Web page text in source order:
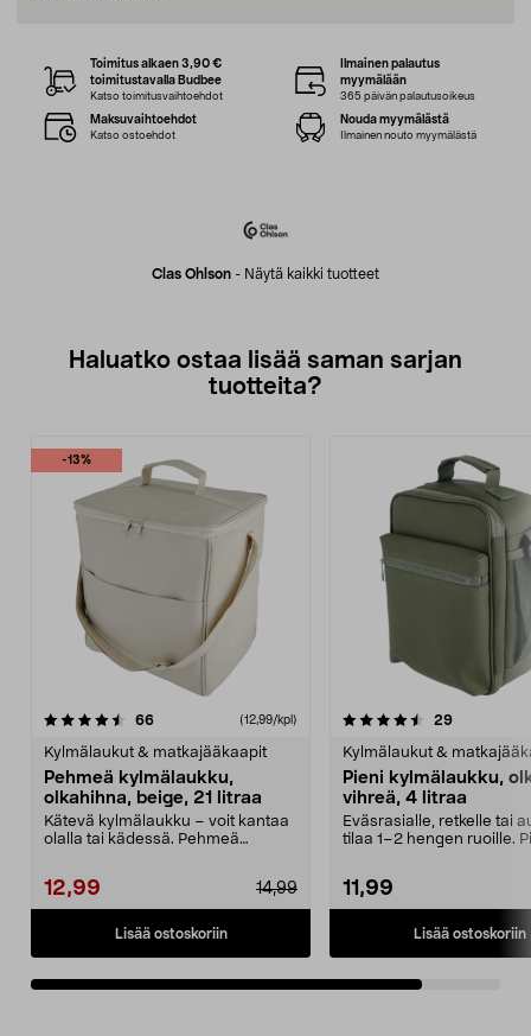
Clas Ohlson - Näytä kaikki tuotteet
Toimitus alkaen 3,90 €
toimitustavalla Budbee
Katso toimitusvaihtoehdot
Ilmainen palautus
myymälään
365 päivän palautusoikeus
Maksuvaihtoehdot
Katso ostoehdot
Nouda myymälästä
Ilmainen nouto myymälästä
Haluatko ostaa lisää saman sarjan
tuotteita?
-13%
66arvostelut (12,99/kpl)
Kylmälaukut & matkajääkaapit
Pehmeä kylmälaukku,
olkahihna, beige, 21 litraa
Kätevä kylmälaukku – voit kantaa
olalla tai kädessä. Pehmeä
14,99
12,99
Lisää ostoskoriin
4.5viidestä
29arvostelut
Kylmälaukut &
Pieni kylmälaukku,
vihreä, 4 litraa
Eväsrasialle, retkelle tai
tilaa 1–2 hengen ruoille.
11,99
Lisää ostoskoriin